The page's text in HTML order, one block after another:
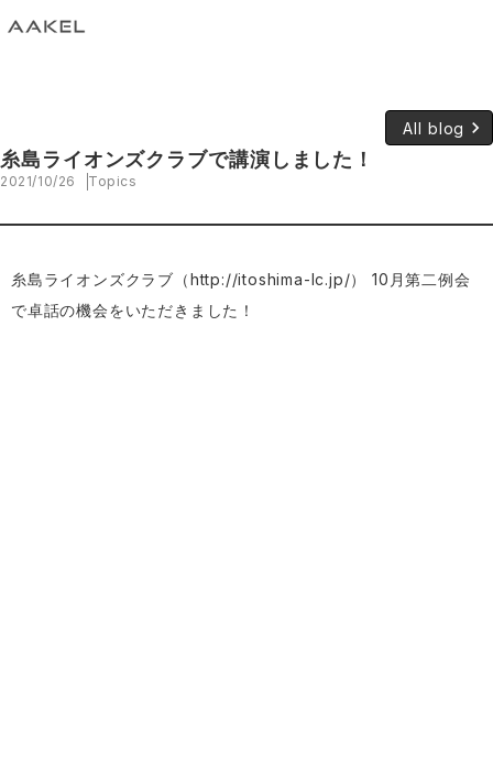
All blog keyboard_arrow_right
糸島ライオンズクラブで講演しました！
2021/10/26 Topics
糸島ライオンズクラブ（http://itoshima-lc.jp/） 10月第二例会
で卓話の機会をいただきました！